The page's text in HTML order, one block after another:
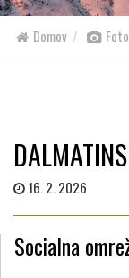
Domov
16. 2. 2026
Socialna